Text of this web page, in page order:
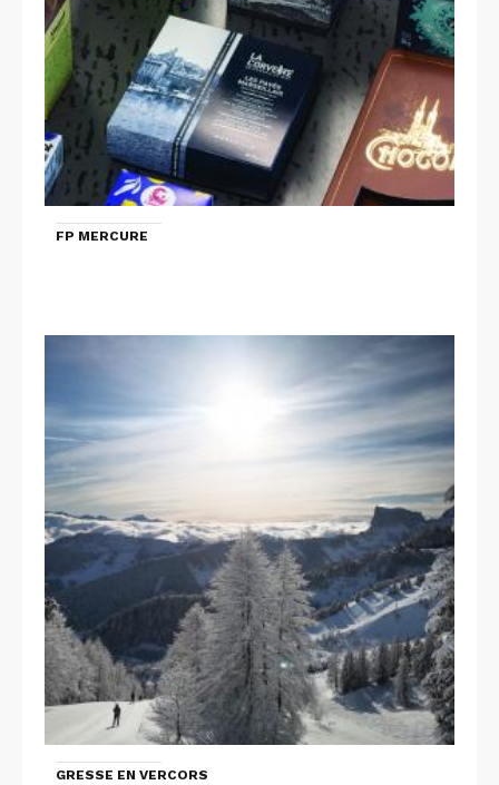
FP MERCURE
GRESSE EN VERCORS